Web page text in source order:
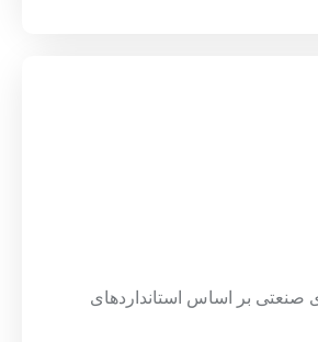
صنعتی بر اساس استانداردهای